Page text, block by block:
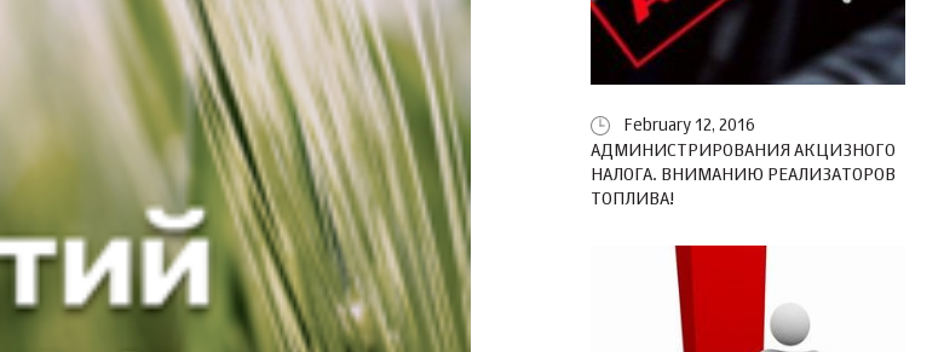
February 12, 2016
АДМИНИСТРИРОВАНИЯ АКЦИЗНОГО
НАЛОГА. ВНИМАНИЮ РЕАЛИЗАТОРОВ
ТОПЛИВА!